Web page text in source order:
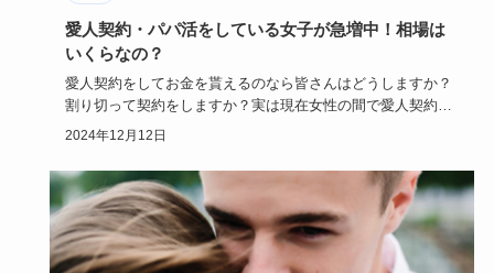
愛人契約・パパ活をしている女子が急増中！相場は
いくらなの？
愛人契約をしてお金を貰えるのなら皆さんはどうしますか？
割り切って契約をしますか？実は現在女性の間で愛人契約を
して稼ぐ方法が…
2024年12月12日